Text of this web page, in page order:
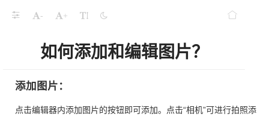
- +
如何添加和编辑图片？
添加图片：
点击编辑器内添加图片的按钮即可添加。点击“相机”可进行拍照添